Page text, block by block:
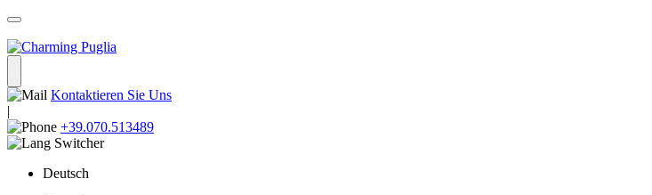
Kontaktieren Sie Uns
|
+39.070.513489
Deutsch